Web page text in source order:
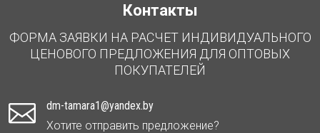
Контакты
ФОРМА ЗАЯВКИ НА РАСЧЕТ ИНДИВИДУАЛЬНОГО
ЦЕНОВОГО ПРЕДЛОЖЕНИЯ ДЛЯ ОПТОВЫХ
ПОКУПАТЕЛЕЙ

dm-tamara1@yandex.by
Хотите отправить предложение?